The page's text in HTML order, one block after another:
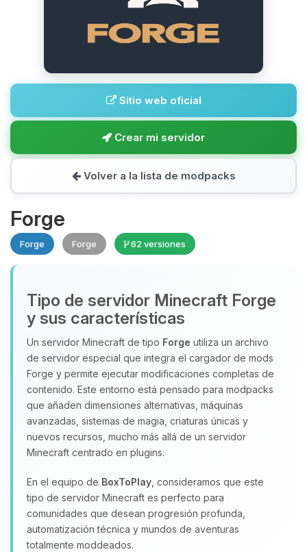
Sitio web oficial
Crear mi servidor
Volver a la lista de modpacks
Forge
Forge Forge 62 versiones
Tipo de servidor Minecraft Forge
y sus características
Un servidor Minecraft de tipo Forge utiliza un archivo
de servidor especial que integra el cargador de mods
Forge y permite ejecutar modificaciones completas de
contenido. Este entorno está pensado para modpacks
que añaden dimensiones alternativas, máquinas
avanzadas, sistemas de magia, criaturas únicas y
nuevos recursos, mucho más allá de un servidor
Minecraft centrado en plugins.
En el equipo de BoxToPlay , consideramos que este
tipo de servidor Minecraft es perfecto para
comunidades que desean progresión profunda,
automatización técnica y mundos de aventuras
totalmente moddeados.
Yupi, por fin alguien con quien
hablar! Soy Choupy, tu pequeno
asistente de BoxToPlay. Cuentame
que necesitas y moveré mis
pequenos circuitos para ayudarte.
09/08/2026 10:10